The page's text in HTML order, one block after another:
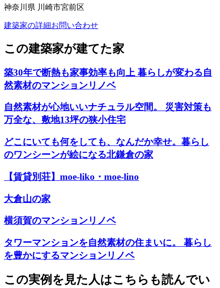
神奈川県 川崎市宮前区
建築家の詳細お問い合わせ
この建築家が建てた家
築30年で断熱も家事効率も向上 暮らしが変わる自
然素材のマンションリノベ
自然素材が心地いいナチュラル空間。 災害対策も
万全な、敷地13坪の狭小住宅
どこにいても何をしても、なんだか幸せ。暮らし
のワンシーンが絵になる北鎌倉の家
【賃貸別荘】moe-liko・moe-lino
大倉山の家
横須賀のマンションリノベ
タワーマンションを自然素材の住まいに。 暮らし
を豊かにするマンションリノベ
この実例を見た人はこちらも読んでい